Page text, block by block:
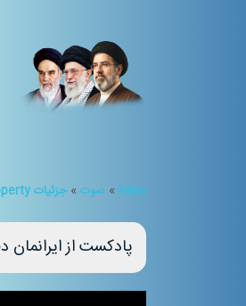
Main
» صوت» جزئیات Property
پادکست از